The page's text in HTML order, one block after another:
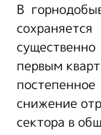
В
сохраняется
первым
снижение
сектора в